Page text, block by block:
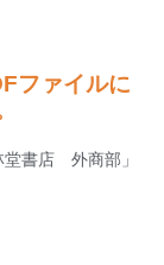
ファイルに
堂書店 外商部」